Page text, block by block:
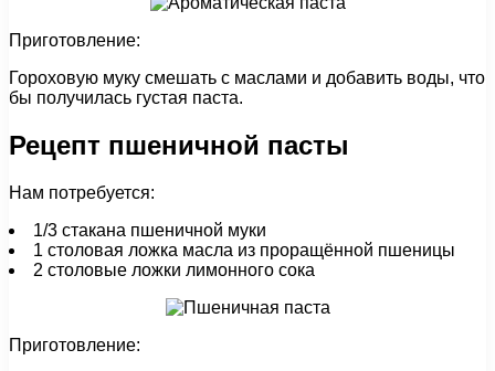
Приготовление:
Гороховую муку смешать с маслами и добавить воды, что
бы получилась густая паста.
Рецепт пшеничной пасты
Нам потребуется:
1/3 стакана пшеничной муки
1 столовая ложка масла из проращённой пшеницы
2 столовые ложки лимонного сока
Приготовление: